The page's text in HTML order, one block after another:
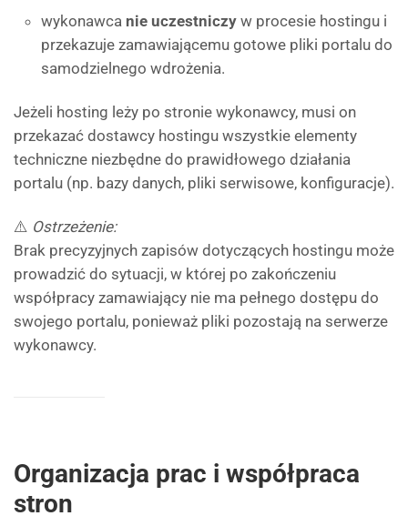
wykonawca nie uczestniczy w procesie hostingu i
przekazuje zamawiającemu gotowe pliki portalu do
samodzielnego wdrożenia.
Jeżeli hosting leży po stronie wykonawcy, musi on
przekazać dostawcy hostingu wszystkie elementy
techniczne niezbędne do prawidłowego działania
portalu (np. bazy danych, pliki serwisowe, konfiguracje).
⚠️ Ostrzeżenie:
Brak precyzyjnych zapisów dotyczących hostingu może
prowadzić do sytuacji, w której po zakończeniu
współpracy zamawiający nie ma pełnego dostępu do
swojego portalu, ponieważ pliki pozostają na serwerze
wykonawcy.
Organizacja prac i współpraca
stron